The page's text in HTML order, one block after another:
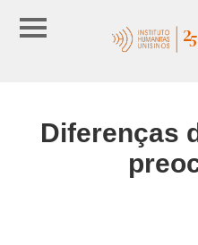
Diferenças